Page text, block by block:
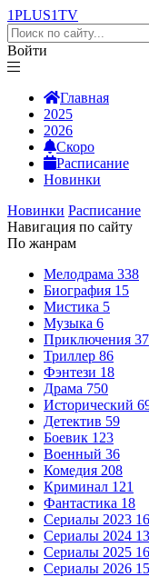
1PLUS1TV
Войти
Главная
2025
2026
Скоро
Расписание
Новинки
Новинки Расписание
Навигация по сайту
По жанрам
Мелодрама 338
Биография 15
Мистика 5
Музыка 6
Приключения 37
Триллер 86
Фэнтези 18
Драма 750
Исторический
Детектив 59
Боевик 123
Военный 36
Комедия 208
Криминал 121
Фантастика 18
Сериалы 2023
Сериалы 2024
Сериалы 2025
Сериалы 2026